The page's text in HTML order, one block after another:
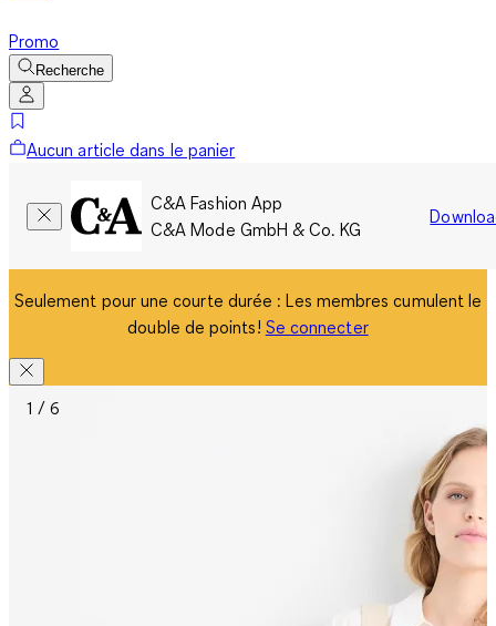
Promo
Recherche
Aucun article dans le panier
C&A Fashion App
C&A Mode GmbH & Co. KG
Seulement pour une courte durée : Les membres cumulent le
double de points! Se connecter
1 / 6